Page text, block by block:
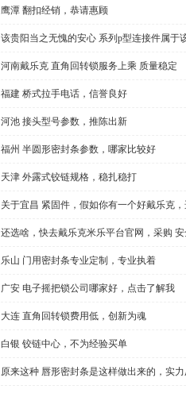
鹰潭 翻扣经销，恭请惠顾
该贵阳当之无愧的安心 系列p型连接件属于
河南戴乐克 直角回转锁服务上乘 质量稳定
福建 桥式拉手电话，信誉良好
河池 接头型号参数，推陈出新
福州 半圆形密封条参数，哪家比较好
天津 外露式铰链规格，稳扎稳打
关于宜昌 紧固件，假如你有一个好戴乐克
还选啥，快去戴乐克米乐平台官网，采购
乐山 门用密封条专业定制，专业执着
广安 电子摇把锁公司哪家好，点击了解我
大连 直角回转锁费用低，创新为魂
白银 铰链中心，不为经验买单
原来这种 唇形密封条是这样做出来的，实